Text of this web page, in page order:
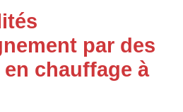
par des
chauffage à